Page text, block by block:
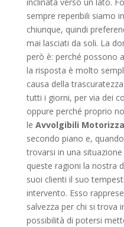
sempre reperibili siamo
chiunque, quindi
mai lasciati da soli. La
però è: perché possono
la risposta è molto
causa della
tutti i giorni, per via dei
oppure perché proprio
le Avvolgibili
secondo piano e,
trovarsi in una
queste ragioni la nostra
suoi clienti il suo
intervento. Esso
salvezza per chi si trova
possibilità di potersi